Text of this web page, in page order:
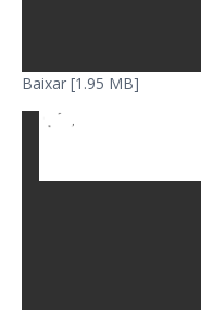
Baixar [1.95 MB]